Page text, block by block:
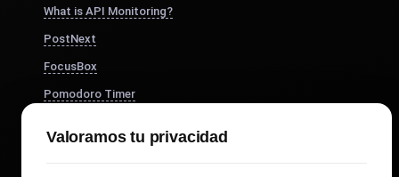
What is API Monitoring?
PostNext
FocusBox
Pomodoro Timer
Valoramos tu privacidad